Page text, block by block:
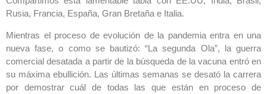
Rusia, Francia, España, Gran Bretaña e Italia.
Mientras el proceso de evolución de la pandemia entra en una
nueva fase, o como se bautizó: “La segunda Ola”, la guerra
comercial desatada a partir de la búsqueda de la vacuna entró en
su máxima ebullición. Las últimas semanas se desató la carrera
por demostrar cuál de todas las que están en proceso de